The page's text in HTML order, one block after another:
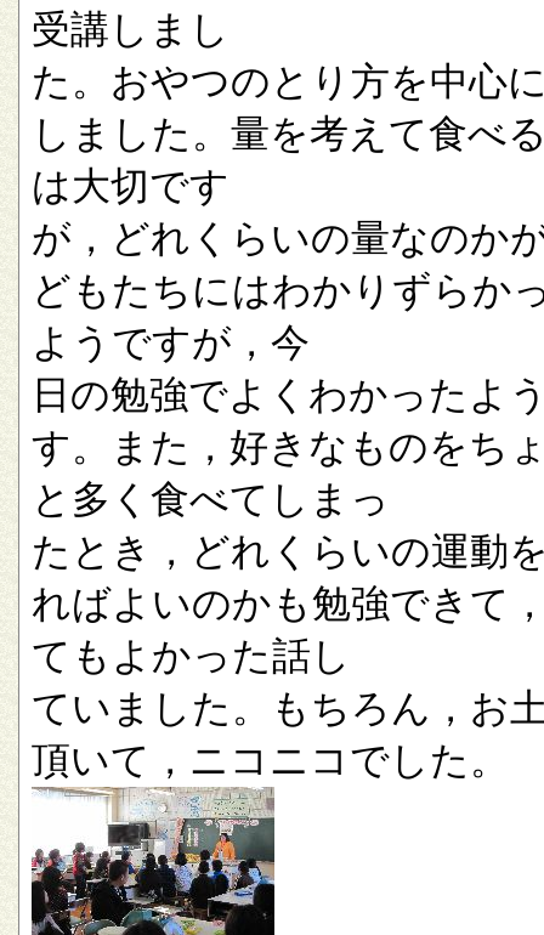
受講しまし
た。おやつのとり方を中心
しました。量を考えて食べ
は大切です
が，どれくらいの量なのか
どもたちにはわかりずらか
ようですが，今
日の勉強でよくわかったよ
す。また，好きなものをち
と多く食べてしまっ
たとき，どれくらいの運動
ればよいのかも勉強できて
てもよかった話し
ていました。もちろん，お
頂いて，ニコニコでした。